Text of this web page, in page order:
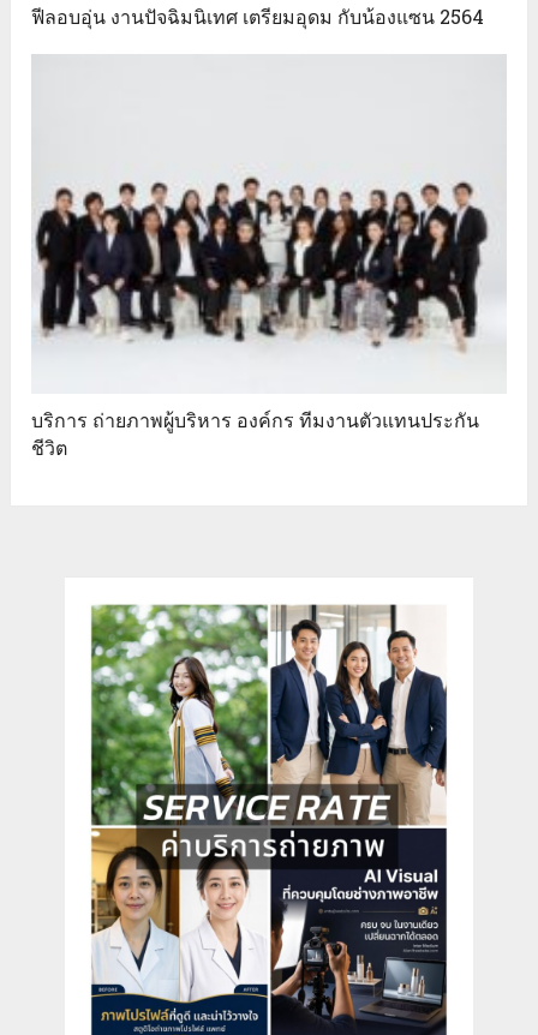
ฟีลอบอุ่น งานปัจฉิมนิเทศ เตรียมอุดม กับน้องแซน 2564
บริการ ถ่ายภาพผู้บริหาร องค์กร ทีมงานตัวแทนประกัน
ชีวิต